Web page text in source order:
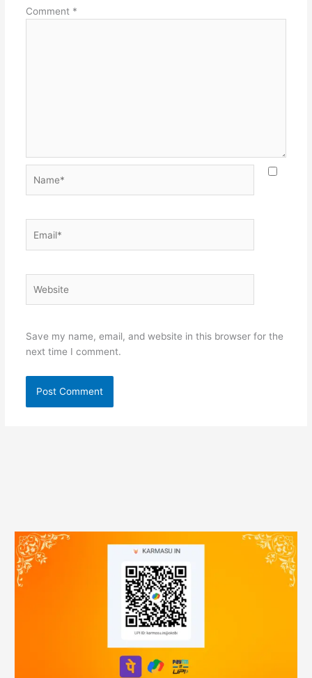
Comment *
Save my name, email, and website in this browser for the
next time I comment.